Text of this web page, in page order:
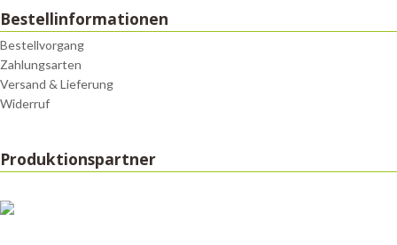
Bestellinformationen
Bestellvorgang
Zahlungsarten
Versand & Lieferung
Widerruf
Produktionspartner